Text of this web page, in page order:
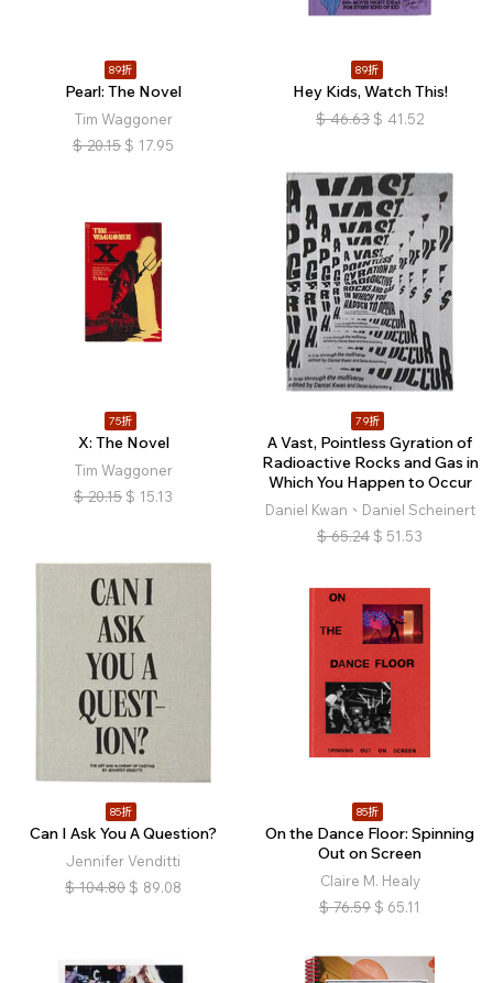
89折
Pearl: The Novel
Tim Waggoner
$ 20.15 $ 17.95
89折
Hey Kids, Watch This!
$ 46.63 $ 41.52
75折
X: The Novel
Tim Waggoner
$ 20.15 $ 15.13
79折
A Vast, Pointless Gyration of
Radioactive Rocks and Gas in
Which You Happen to Occur
Daniel Kwan、Daniel Scheinert
$ 65.24 $ 51.53
85折
Can I Ask You A Question?
Jennifer Venditti
$ 104.80 $ 89.08
85折
On the Dance Floor: Spinning
Out on Screen
Claire M. Healy
$ 76.59 $ 65.11